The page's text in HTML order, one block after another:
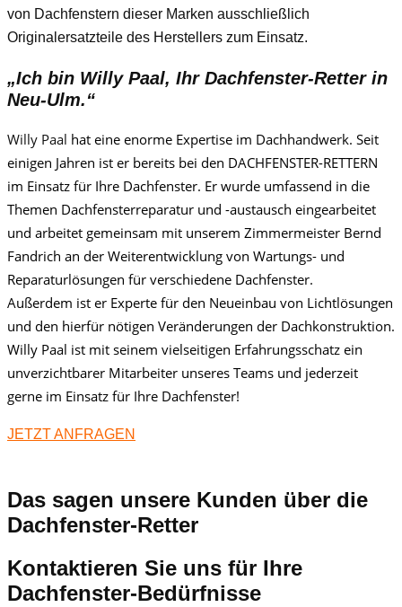
von Dachfenstern dieser Marken ausschließlich
Originalersatzteile des Herstellers zum Einsatz.
„Ich bin Willy Paal, Ihr Dachfenster-Retter in
Neu-Ulm.“
Willy Paal hat eine enorme Expertise im Dachhandwerk. Seit
einigen Jahren ist er bereits bei den DACHFENSTER-RETTERN
im Einsatz für Ihre Dachfenster. Er wurde umfassend in die
Themen Dachfensterreparatur und -austausch eingearbeitet
und arbeitet gemeinsam mit unserem Zimmermeister Bernd
Fandrich an der Weiterentwicklung von Wartungs- und
Reparaturlösungen für verschiedene Dachfenster.
Außerdem ist er Experte für den Neueinbau von Lichtlösungen
und den hierfür nötigen Veränderungen der Dachkonstruktion.
Willy Paal ist mit seinem vielseitigen Erfahrungsschatz ein
unverzichtbarer Mitarbeiter unseres Teams und jederzeit
gerne im Einsatz für Ihre Dachfenster!
JETZT ANFRAGEN
Das sagen unsere Kunden über die
Dachfenster-Retter
Kontaktieren Sie uns für Ihre
Dachfenster-Bedürfnisse